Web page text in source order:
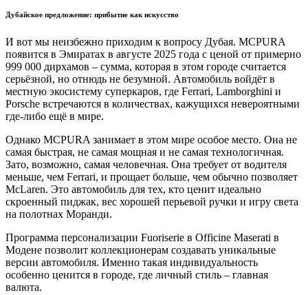
Дубайское предложение: прибытие как искусство
И вот мы неизбежно приходим к вопросу Дубая. MCPURA
появится в Эмиратах в августе 2025 года с ценой от примерно
999 000 дирхамов – сумма, которая в этом городе считается
серьёзной, но отнюдь не безумной. Автомобиль войдёт в
местную экосистему суперкаров, где Ferrari, Lamborghini и
Porsche встречаются в количествах, кажущихся невероятными
где-либо ещё в мире.
Однако MCPURA занимает в этом мире особое место. Она не
самая быстрая, не самая мощная и не самая технологичная.
Зато, возможно, самая человечная. Она требует от водителя
меньше, чем Ferrari, и прощает больше, чем обычно позволяет
McLaren. Это автомобиль для тех, кто ценит идеально
скроенный пиджак, вес хорошей перьевой ручки и игру света
на полотнах Моранди.
Программа персонализации Fuoriserie в Officine Maserati в
Модене позволит коллекционерам создавать уникальные
версии автомобиля. Именно такая индивидуальность
особенно ценится в городе, где личный стиль – главная
валюта.